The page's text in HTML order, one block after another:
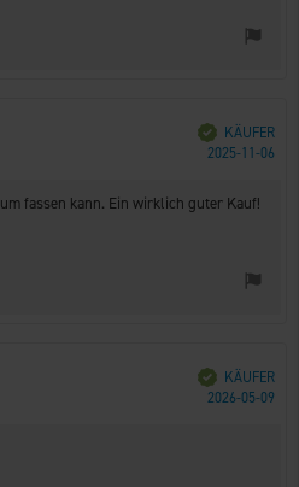
Verifiziert
KÄUFER
2025-11-06
fassen kann. Ein wirklich guter Kauf!
Verifiziert
KÄUFER
2026-05-09